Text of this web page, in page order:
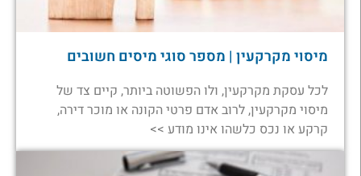
מיסוי מקרקעין | מספר סוגי מיסים חשובים
לכל עסקת מקרקעין, ולו הפשוטה ביותר, קיים צד של
מיסוי מקרקעין, לרוב אדם פרטי הקונה או מוכר דירה,
קרקע או נכס כלשהו אינו מודע >>